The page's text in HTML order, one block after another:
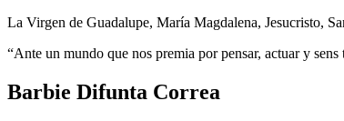
La Virgen de Guadalupe, María Magdalena, Jesucristo,
“Ante un mundo que nos premia por pensar, actuar y
Barbie Difunta Correa